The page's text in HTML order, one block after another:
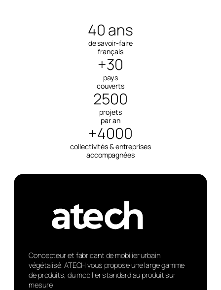
40 ans
de savoir-faire
français
+30
pays
couverts
2500
projets
par an
+4000
collectivités & entreprises
accompagnées
Concepteur et fabricant de mobilier urbain
végétalisé. ATECH vous propose une large gamme
de produits, du mobilier standard au produit sur
mesure